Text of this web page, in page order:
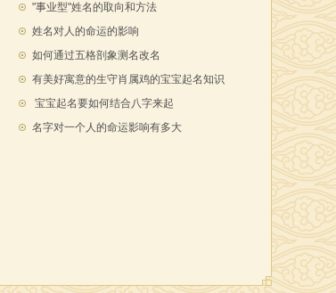
"事业型"姓名的取向和方法
姓名对人的命运的影响
如何通过五格剖象测名改名
有美好寓意的生守肖属鸡的宝宝起名知识
宝宝起名要如何结合八字来起
名字对一个人的命运影响有多大